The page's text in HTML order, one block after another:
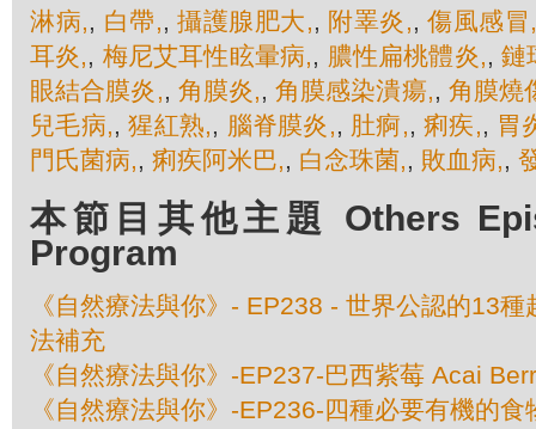
淋病,, 白帶,,攝護腺肥大,, 附睪炎,,傷風感冒
耳炎,, 梅尼艾耳性眩暈病,, 膿性扁桃體炎,, 鏈
眼結合膜炎,, 角膜炎,,角膜感染潰瘍,, 角膜燒
兒毛病,,猩紅熟,, 腦脊膜炎,, 肚痾,, 痢疾,, 胃
門氏菌病,, 痢疾阿米巴,, 白念珠菌,, 敗血病,,
本節目其他主題 Others
Program
《自然療法與你》- EP238 - 世界公認的13
法補充
《自然療法與你》-EP237-巴西紫莓 Acai
《自然療法與你》-EP236-四種必要有機的食